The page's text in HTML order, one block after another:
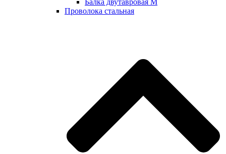
Балка двутавровая М
Проволока стальная